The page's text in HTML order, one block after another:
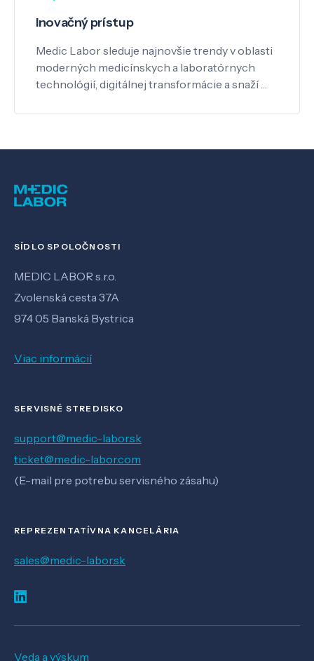
Inovačný prístup
Medic Labor sleduje najnovšie trendy v oblasti
moderných medicínskych a laboratórnych
technológií, digitálnej transformácie a snaží …
SÍDLO SPOLOČNOSTI
MEDIC LABOR s.r.o.
Zvolenská cesta 37A
974 05 Banská Bystrica
Viac informácií
SERVISNÉ STREDISKO
support@medic-labor.sk
ticket@medic-labor.com
(E-mail pre potrebu servisného zásahu)
REPREZENTATÍVNA KANCELÁRIA
sales@medic-labor.sk
Veda a výskum